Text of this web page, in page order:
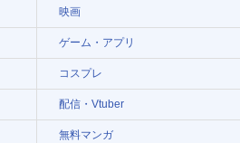
映画
ゲーム・アプリ
コスプレ
配信・Vtuber
無料マンガ